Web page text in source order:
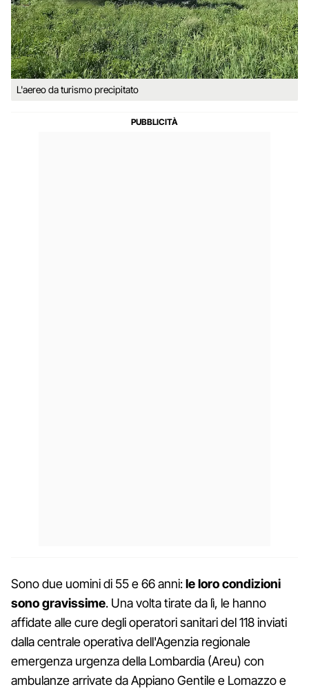
L'aereo da turismo precipitato
Sono due uomini di 55 e 66 anni:le loro condizioni
sono gravissime. Una volta tirate da lì, le hanno
affidate alle cure degli operatori sanitari del 118 inviati
dalla centrale operativa dell'Agenzia regionale
emergenza urgenza della Lombardia (Areu) con
ambulanze arrivate da Appiano Gentile e Lomazzo e